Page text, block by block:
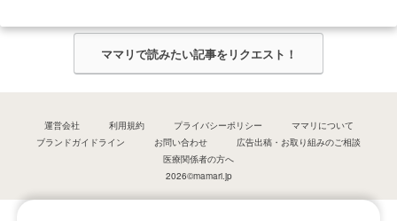
ママリで読みたい記事をリクエスト！
運営会社 利用規約 プライバシーポリシー
ママリについて
ブランドガイドライン
お問い合わせ
広告出稿・お取り組みのご相談
医療関係者の方へ
2026©mamari.jp